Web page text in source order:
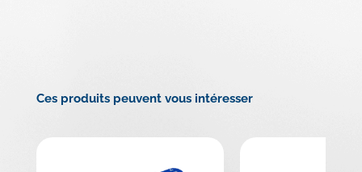
Ces produits peuvent vous intéresser